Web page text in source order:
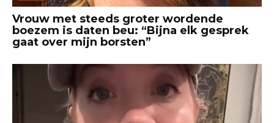
Vrouw met steeds groter wordende
boezem is daten beu: “Bijna elk gesprek
gaat over mijn borsten”